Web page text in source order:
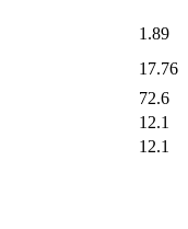
1.89
17.76
72.6
12.1
12.1